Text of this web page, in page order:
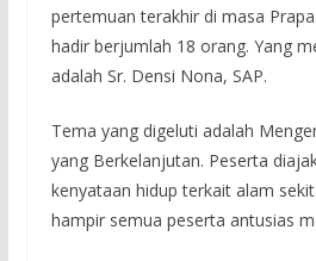
pertemuan terakhir di masa
hadir berjumlah 18 orang. Yang
adalah Sr. Densi Nona, SAP.
Tema yang digeluti adalah
yang Berkelanjutan. Peserta
kenyataan hidup terkait alam
hampir semua peserta antusias